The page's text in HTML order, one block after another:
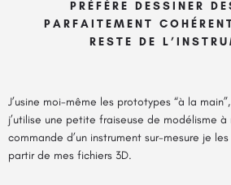
PRÉFÈRE DESSINER
PARFAITEMENT
RESTE DE
J’usine moi-même les prototypes “à la
j’utilise une petite fraiseuse de modélisme
commande d’un instrument sur-mesure je
partir de mes fichiers 3D.